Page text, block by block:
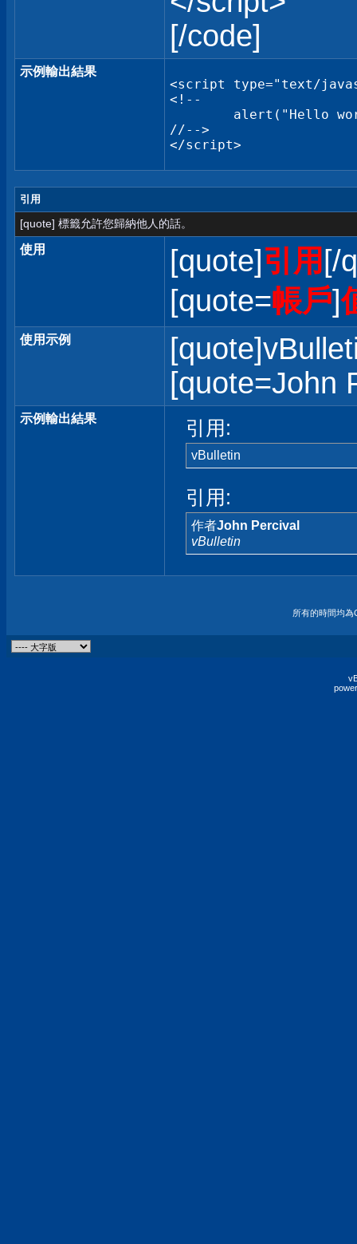
[/code]
示例輸出結果
<script type="text/
<!--
//-->
</script>
引用
[quote] 標籤允許您歸納他人的話。
使用 [quote] 引用 [/
[quote=帳戶]
使用示例
[quote=John
示例輸出結果 引用:
vBulletin
引用:
作者John Percival
vBulletin
所有的時間均為